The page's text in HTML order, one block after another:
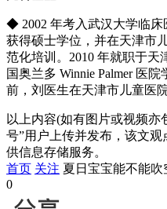
◆ 2002 年考入武汉大学临床
获得硕士学位，并在天津市
范化培训。2010 年就职于天
国奥兰多 Winnie Palmer 医院
前，刘医生在天津市儿童医
以上内容(如有图片或视频亦
号”用户上传并发布，该文
供信息存储服务。
首页 关注 夏日宝宝能不能吹
0